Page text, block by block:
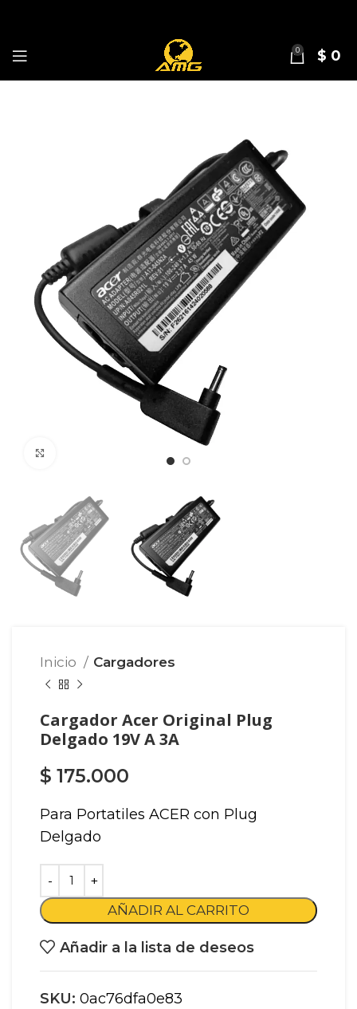
0 $ 0
Inicio Cargadores
Cargador Acer Original Plug
Delgado 19V A 3A
$ 175.000
Para Portatiles ACER con Plug
Delgado
AÑADIR AL CARRITO
Añadir a la lista de deseos
SKU: 0ac76dfa0e83